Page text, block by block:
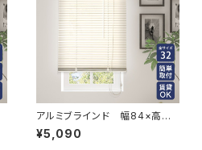
アルミブラインド 幅84×高さ1
08cm SH-29-TAB84-108
¥5,090